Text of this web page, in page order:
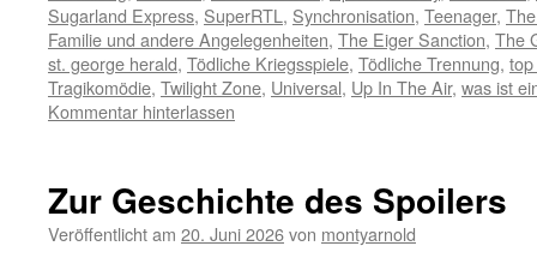
Sugarland Express, SuperRTL , Synchronisation, Teenager,
Familie und andere Angelegenheiten, The Eiger Sanction, The
st. george herald, Tödliche Kriegsspiele, Tödliche Trennung,
Tragikomödie, Twilight Zone, Universal, Up In The Air, was ist
Kommentar hinterlassen
Zur Geschichte des Spoilers
Veröffentlicht am 20. Juni 2026von montyarnold